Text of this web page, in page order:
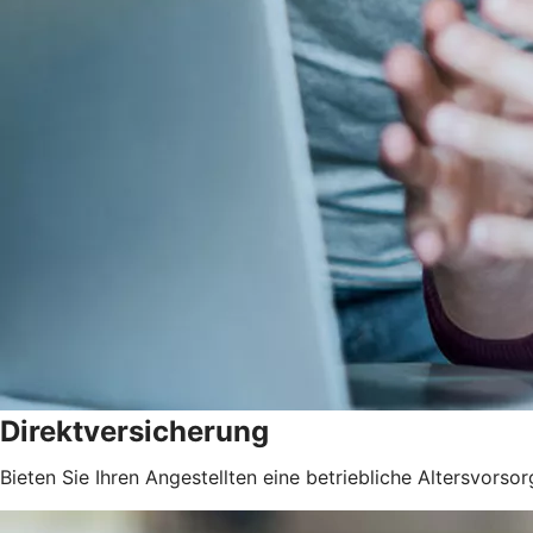
Direktversicherung
Bieten Sie Ihren Angestellten eine betriebliche